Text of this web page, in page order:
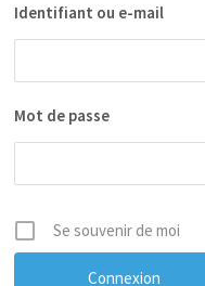
Identifiant ou e-mail
Mot de passe
Se souvenir de moi